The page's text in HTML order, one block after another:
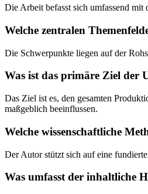
Die Arbeit befasst sich umfassend
Welche zentralen
Die Schwerpunkte liegen auf der
Was ist das primäre Ziel der
Das Ziel ist es, den gesamten
maßgeblich beeinflussen.
Welche wissenschaftliche
Der Autor stützt sich auf eine
Was umfasst der inhaltliche